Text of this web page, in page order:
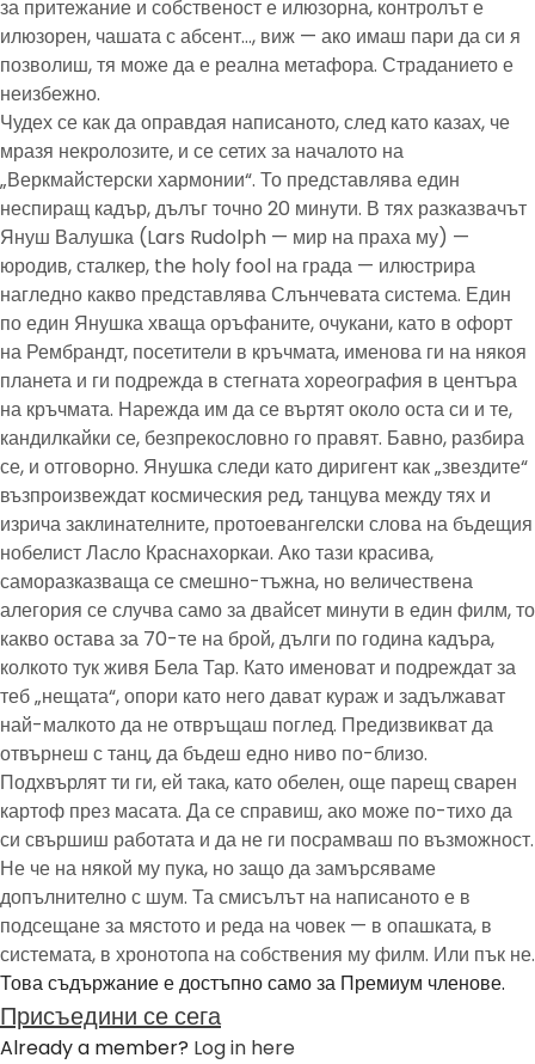
за притежание и собственост е илюзорна, контролът е
илюзорен, чашата с абсент…, виж — ако имаш пари да си я
позволиш, тя може да е реална метафора. Страданието е
неизбежно.
Чудех се как да оправдая написаното, след като казах, че
мразя некролозите, и се сетих за началото на
„Веркмайстерски хармонии“. То представлява един
неспиращ кадър, дълъг точно 20 минути. В тях разказвачът
Януш Валушка (Lars Rudolph — мир на праха му) —
юродив, сталкер, the holy fool на града — илюстрира
нагледно какво представлява Слънчевата система. Един
по един Янушка хваща оръфаните, очукани, като в офорт
на Рембрандт, посетители в кръчмата, именова ги на някоя
планета и ги подрежда в стегната хореография в центъра
на кръчмата. Нарежда им да се въртят около оста си и те,
кандилкайки се, безпрекословно го правят. Бавно, разбира
се, и отговорно. Янушка следи като диригент как „звездите“
възпроизвеждат космическия ред, танцува между тях и
изрича заклинателните, протоевангелски слова на бъдещия
нобелист Ласло Краснахоркаи. Ако тази красива,
саморазказваща се смешно-тъжна, но величествена
алегория се случва само за двайсет минути в един филм, то
какво остава за 70-те на брой, дълги по година кадъра,
колкото тук живя Бела Тар. Като именоват и подреждат за
теб „нещата“, опори като него дават кураж и задължават
най-малкото да не отвръщаш поглед. Предизвикват да
отвърнеш с танц, да бъдеш едно ниво по-близо.
Подхвърлят ти ги, ей така, като обелен, още парещ сварен
картоф през масата. Да се справиш, ако може по-тихо да
си свършиш работата и да не ги посрамваш по възможност.
Не че на някой му пука, но защо да замърсяваме
допълнително с шум. Та смисълът на написаното е в
подсещане за мястото и реда на човек — в опашката, в
системата, в хронотопа на собствения му филм. Или пък не.
Това съдържание е достъпно само за Премиум членове.
Присъедини се сега
Already a member? Log in here